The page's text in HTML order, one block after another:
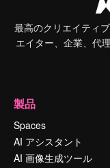
最高のクリエイティ
エイター、企業、代
製品
Spaces
AI アシスタント
AI 画像生成ツール